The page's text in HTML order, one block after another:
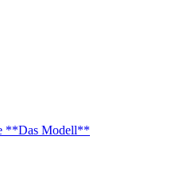
**Das Modell**